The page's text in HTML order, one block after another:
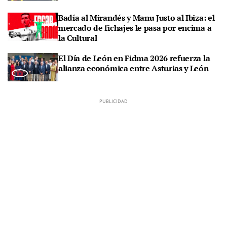
Badía al Mirandés y Manu Justo al Ibiza: el
mercado de fichajes le pasa por encima a
la Cultural
El Día de León en Fidma 2026 refuerza la
alianza económica entre Asturias y León